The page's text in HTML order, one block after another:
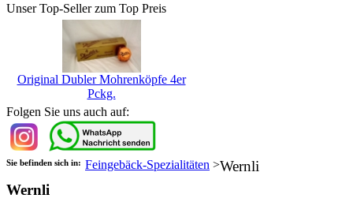
Unser Top-Seller zum Top Preis
Original Dubler Mohrenköpfe 4er
Pckg.
Folgen Sie uns auch auf:
Sie befinden sich in: Feingebäck-Spezialitäten >Wernli
Wernli